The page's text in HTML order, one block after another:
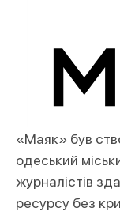
«Маяк» був
одеський
журналістів
ресурсу без